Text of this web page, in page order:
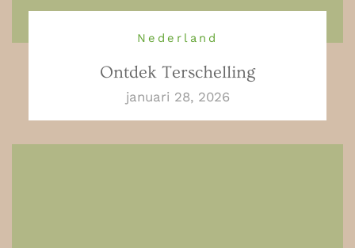
Nederland
Ontdek Terschelling
januari 28, 2026